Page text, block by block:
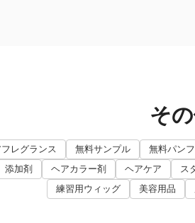
そ
レグランス 無料サンプル 無料パン
添加剤 ヘアカラー剤 ヘアケア ス
練習用ウィッグ
美容用品